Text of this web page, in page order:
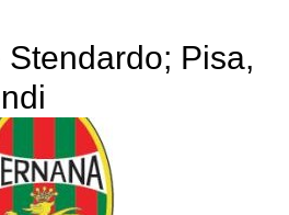
Stendardo; Pisa,